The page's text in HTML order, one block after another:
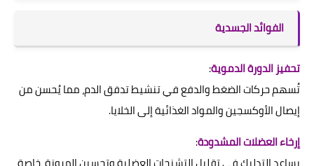
الفوائد الجسدية
تحفيز الدورة الدموية:
تُسهم حركات الضغط والدفع في تنشيط تدفق الدم، مما يُحسن من
إيصال الأوكسجين والمواد الغذائية إلى الخلايا.
إرخاء العضلات المشدودة: